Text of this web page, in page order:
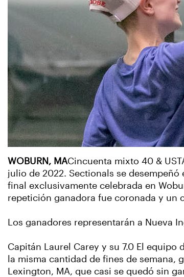
WOBURN, MACincuenta mixto 40 &
julio de 2022. Sectionals se desempeñó
final exclusivamente celebrada en
repetición ganadora fue coronada y un
Los ganadores representarán a Nueva
Capitán Laurel Carey y su 7.0 El
la misma cantidad de fines de semana,
Lexington, MA, que casi se quedó sin